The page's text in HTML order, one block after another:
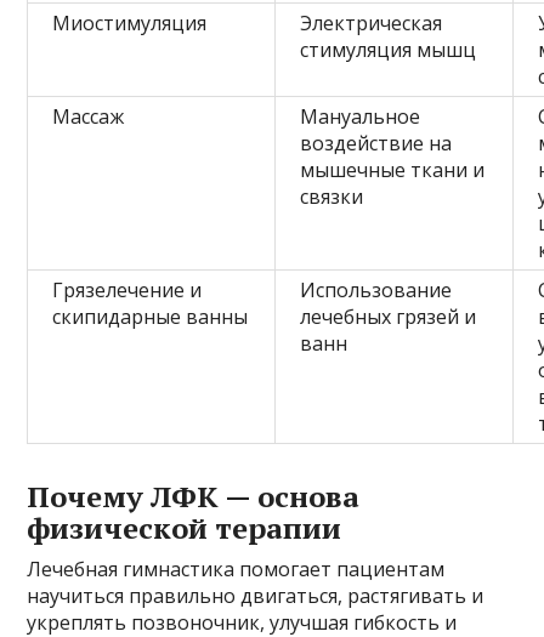
Миостимуляция
Электрическая
стимуляция мышц
Массаж
Мануальное
воздействие на
мышечные ткани и
связки
Грязелечение и
скипидарные ванны
Использование
лечебных грязей и
ванн
Почему ЛФК — основа
физической терапии
Лечебная гимнастика помогает пациентам
научиться правильно двигаться, растягивать и
укреплять позвоночник, улучшая гибкость и